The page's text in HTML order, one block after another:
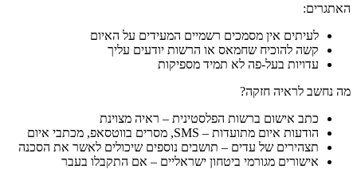
האתגרים:
לעיתים אין מסמכים רשמיים המעידים על האיום
קשה להוכיח שחמאס או הרשות יודעים עליך
עדויות בעל-פה לא תמיד מספיקות
מה נחשב לראיה חזקה?
כתב אישום ברשות הפלסטינית – ראיה מצוינת
הודעות איום מתועדות – SMS, מסרים בווטסאפ, מכתבי איום
תצהירים של עדים – תושבים נוספים שיכולים לאשר את הסכנה
אישורים מגורמי ביטחון ישראליים – אם התקבלו בעבר